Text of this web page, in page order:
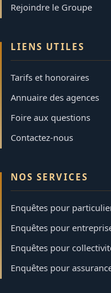
Rejoindre le Groupe
LIENS UTILES
Tarifs et honoraires
Annuaire des agences
Foire aux questions
Contactez-nous
NOS SERVICES
Enquêtes pour
Enquêtes pour
Enquêtes pour
Enquêtes pour